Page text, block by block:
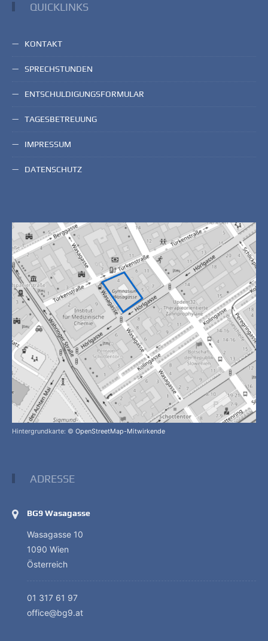
QUICKLINKS
KONTAKT
SPRECHSTUNDEN
ENTSCHULDIGUNGSFORMULAR
TAGESBETREUUNG
IMPRESSUM
DATENSCHUTZ
Hintergrundkarte: © OpenStreetMap-Mitwirkende
ADRESSE
BG9 Wasagasse
Wasagasse 10
1090 Wien
Österreich
01 317 61 97
office@bg9.at